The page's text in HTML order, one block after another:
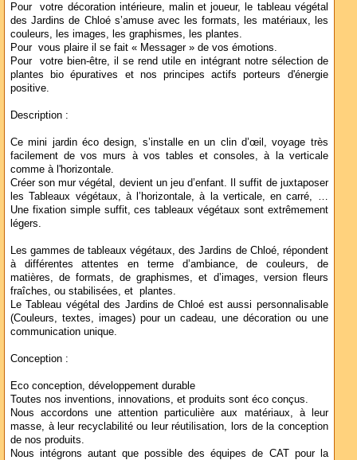
Pour votre décoration intérieure, malin et joueur, le tableau végétal
des Jardins de Chloé s’amuse avec les formats, les matériaux, les
couleurs, les images, les graphismes, les plantes.
Pour vous plaire il se fait « Messager » de vos émotions.
Pour votre bien-être, il se rend utile en intégrant notre sélection de
plantes bio épuratives et nos principes actifs porteurs d'énergie
positive.
Description :
Ce mini jardin éco design, s’installe en un clin d’œil, voyage très
facilement de vos murs à vos tables et consoles, à la verticale
comme à l'horizontale.
Créer son mur végétal, devient un jeu d’enfant. Il suffit de juxtaposer
les Tableaux végétaux, à l’horizontale, à la verticale, en carré, …
Une fixation simple suffit, ces tableaux végétaux sont extrêmement
légers.
Les gammes de tableaux végétaux, des Jardins de Chloé, répondent
à différentes attentes en terme d’ambiance, de couleurs, de
matières, de formats, de graphismes, et d’images, version fleurs
fraîches, ou stabilisées, et plantes.
Le Tableau végétal des Jardins de Chloé est aussi personnalisable
(Couleurs, textes, images) pour un cadeau, une décoration ou une
communication unique.
Conception :
Eco conception, développement durable
Toutes nos inventions, innovations, et produits sont éco conçus.
Nous accordons une attention particulière aux matériaux, à leur
masse, à leur recyclabilité ou leur réutilisation, lors de la conception
de nos produits.
Nous intégrons autant que possible des équipes de CAT pour la